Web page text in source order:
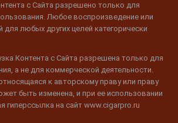
с Сайта разрешено только для
Любое воспроизведение или
для любых других целей категорически
Контента с Сайта разрешена только для
а не для коммерческой деятельности.
к авторскому праву или праву
быть изменена, и при ее использовании
гиперссылка на сайт www.cigarpro.ru